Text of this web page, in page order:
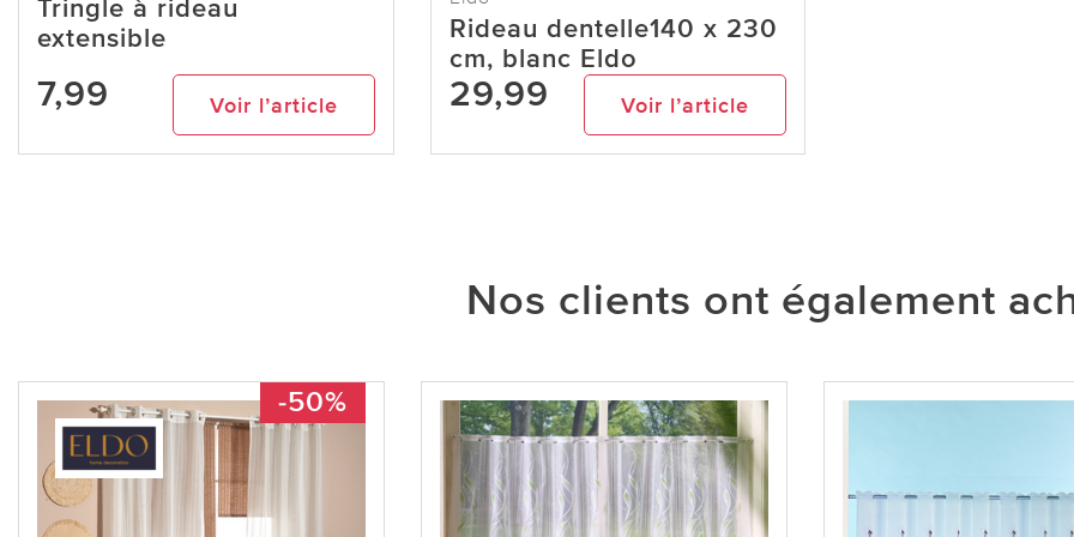
Tringle à rideau
extensible
7,99 Voir l’article
Rideau dentelle140 x 230
cm, blanc Eldo
29,99 Voir l’article
Nos clients ont également
-50%